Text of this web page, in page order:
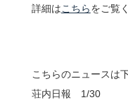
詳細はこちらをご覧
こちらのニュースは
荘内日報 1/30